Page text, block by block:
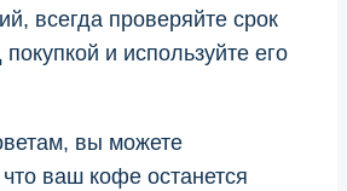
всегда проверяйте срок
и используйте его
вы можете
что ваш кофе останется